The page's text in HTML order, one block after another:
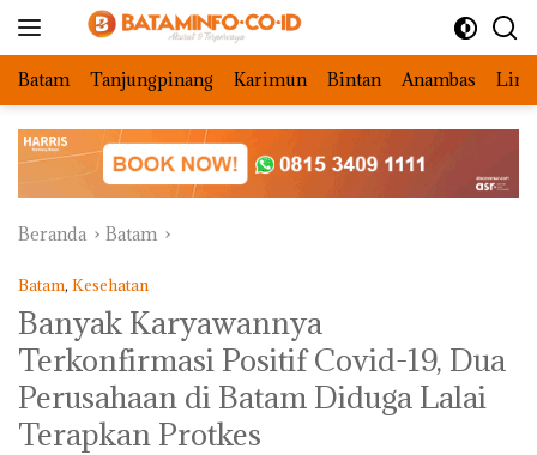
Batam Tanjungpinang Karimun Bintan Anambas
Beranda Batam
Batam, Kesehatan
Banyak Karyawannya
Terkonfirmasi Positif Covid-19, Dua
Perusahaan di Batam Diduga Lalai
Terapkan Protkes